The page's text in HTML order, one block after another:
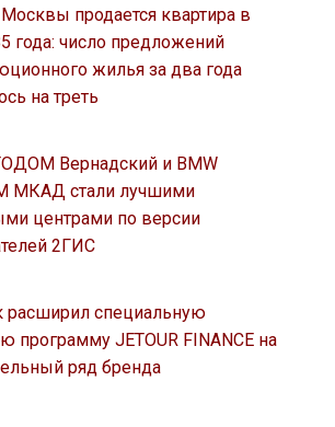
продается квартира в
года: число предложений
жилья за два года
на треть
Вернадский и BMW
МКАД стали лучшими
центрами по версии
2ГИС
расширил специальную
программу JETOUR FINANCE на
ряд бренда